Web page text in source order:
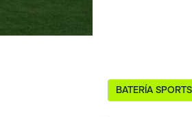
BATERÍA SPORTS